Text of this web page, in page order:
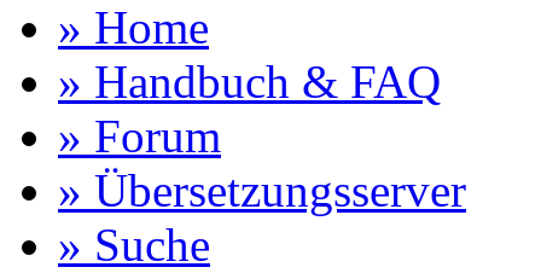
» Home
» Handbuch & FAQ
» Forum
» Übersetzungsserver
» Suche